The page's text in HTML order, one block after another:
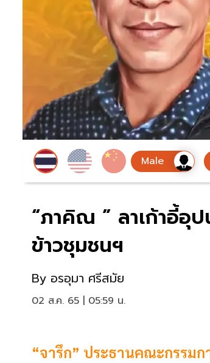
“ภาคิณ ” ลาเก้าอี้อุ
ข้าวชุมชนฯ
By อรอุมา ศรีสมัย
02 ส.ค. 65 | 05:59 น.
“จารึก” ประธานคณะกรรม